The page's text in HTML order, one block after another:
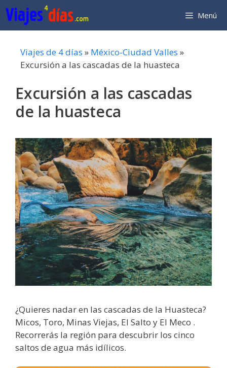
Saltar
al
contenido
Menú
Viajes de 4 días » México-Ciudad Valles »
Excursión a las cascadas de la huasteca
Excursión a las cascadas
de la huasteca
¿Quieres nadar en las cascadas de la Huasteca?
Micos, Toro, Minas Viejas, El Salto y El Meco .
Recorrerás la región para descubrir los cinco
saltos de agua más idílicos.